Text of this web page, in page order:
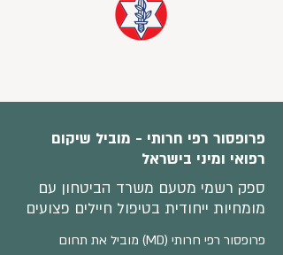
פרופסור רפי חרותי - מוביל שיקום
רפואי ומיני בישראל
ספק רשמי מטעם משרד הביטחון עם
מומחיות ייחודית בטיפול חיילים פצועים
פרופסור רפי חרותי (MD) מוביל את תחום